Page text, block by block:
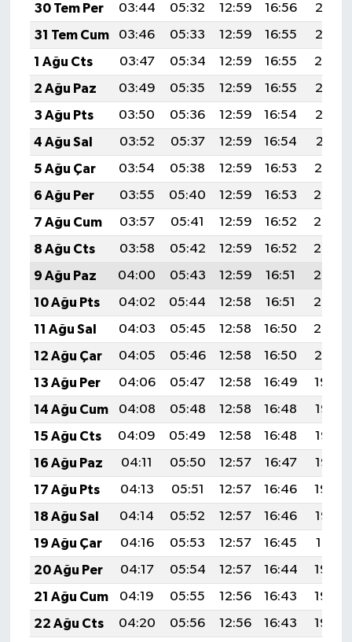
30 Tem Per
03:44 05:32 12:59 16:56
20:17
31 Tem Cum
03:46 05:33 12:59 16:55
20:15
1 Ağu Cts
03:47 05:34 12:59 16:55
20:14
2 Ağu Paz
03:49 05:35 12:59 16:55
20:13
3 Ağu Pts
03:50 05:36 12:59 16:54
20:12
4 Ağu Sal
03:52 05:37 12:59 16:54
20:11
5 Ağu Çar
03:54 05:38 12:59 16:53
20:10
6 Ağu Per
03:55 05:40 12:59 16:53
20:08
7 Ağu Cum
03:57 05:41 12:59 16:52
20:07
8 Ağu Cts
03:58 05:42 12:59 16:52
20:06
9 Ağu Paz
04:00 05:43 12:59 16:51
20:05
10 Ağu Pts
04:02 05:44 12:58 16:51
20:03
11 Ağu Sal
04:03 05:45 12:58 16:50
20:02
12 Ağu Çar
04:05 05:46 12:58 16:50
20:01
13 Ağu Per
04:06 05:47 12:58 16:49
19:59
14 Ağu Cum
04:08 05:48 12:58 16:48
19:58
15 Ağu Cts
04:09 05:49 12:58 16:48
19:56
16 Ağu Paz
04:11 05:50 12:57 16:47
19:55
17 Ağu Pts
04:13 05:51 12:57 16:46
19:54
18 Ağu Sal
04:14 05:52 12:57 16:46
19:52
19 Ağu Çar
04:16 05:53 12:57 16:45
19:51
20 Ağu Per
04:17 05:54 12:57 16:44
19:49
21 Ağu Cum
04:19 05:55 12:56 16:43
19:48
22 Ağu Cts
04:20 05:56 12:56 16:43
19:46